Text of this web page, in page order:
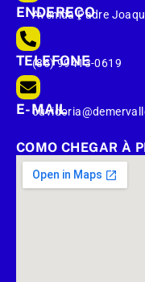
ENDEREÇO
Avenida Padre
TELEFONE
(86) 99413-0619
E-MAIL
COMO CHEGAR À